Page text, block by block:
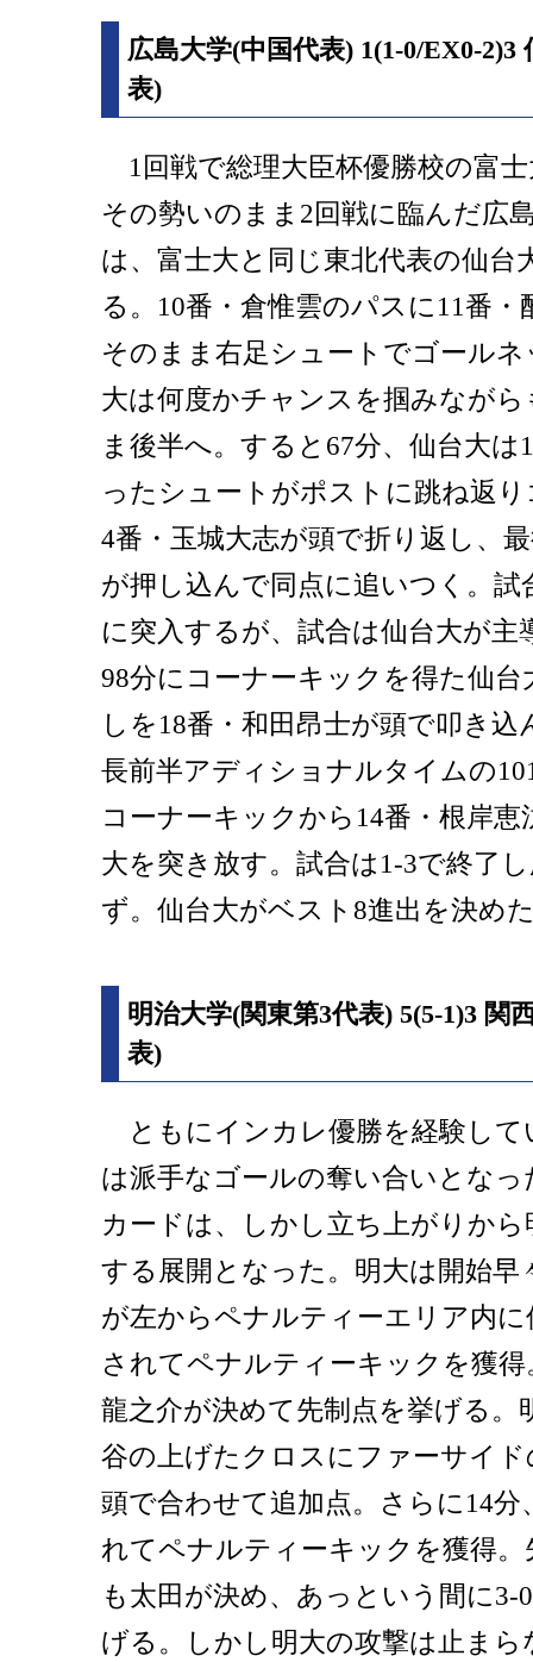
広島大学(中国代表) 1(1-0/EX0-2)3
表)
1回戦で総理大臣杯優勝校の富
その勢いのまま2回戦に臨んだ広
は、富士大と同じ東北代表の仙台
る。10番・倉惟雲のパスに11番
そのまま右足シュートでゴール
大は何度かチャンスを掴みなが
ま後半へ。すると67分、仙台大は
ったシュートがポストに跳ね返
4番・玉城大志が頭で折り返し、
が押し込んで同点に追いつく。試
に突入するが、試合は仙台大が主
98分にコーナーキックを得た仙台
しを18番・和田昂士が頭で叩き込
長前半アディショナルタイムの
コーナーキックから14番・根岸
大を突き放す。試合は1-3で終了
ず。仙台大がベスト8進出を決め
明治大学(関東第3代表) 5(5-1)3 関
表)
ともにインカレ優勝を経験して
は派手なゴールの奪い合いとなっ
カードは、しかし立ち上がりか
する展開となった。明大は開始早
が左からペナルティーエリア内
されてペナルティーキックを獲
龍之介が決めて先制点を挙げる。
谷の上げたクロスにファーサイド
頭で合わせて追加点。さらに14分
れてペナルティーキックを獲得
も太田が決め、あっという間に3-
げる。しかし明大の攻撃は止まら